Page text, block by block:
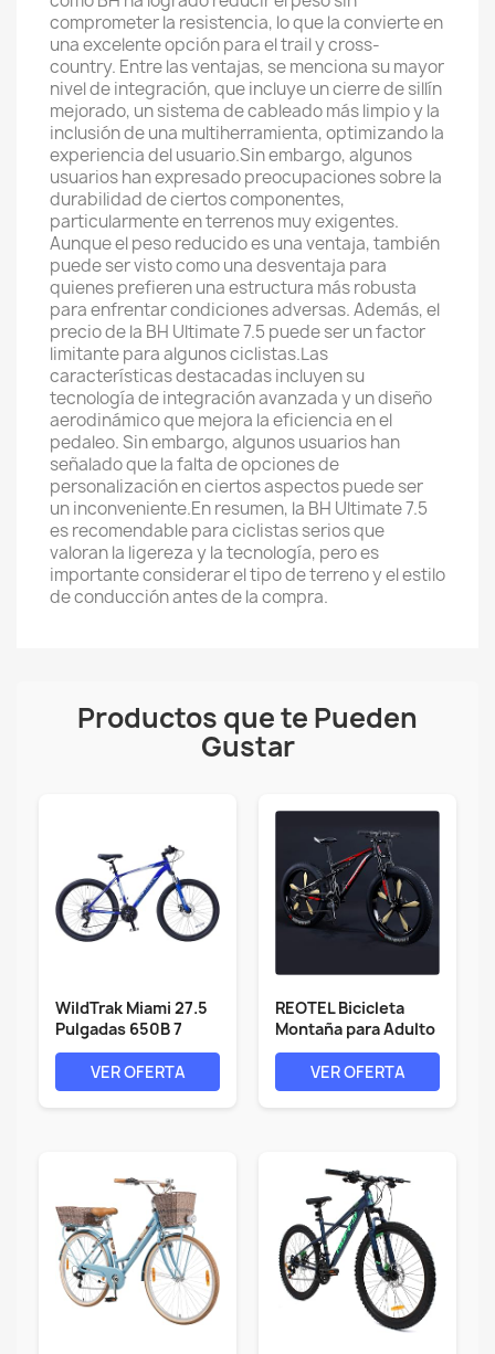
comprometer la resistencia, lo que la convierte en
una excelente opción para el trail y cross-
country. Entre las ventajas, se menciona su mayor
nivel de integración, que incluye un cierre de sillín
mejorado, un sistema de cableado más limpio y la
inclusión de una multiherramienta, optimizando la
experiencia del usuario.Sin embargo, algunos
usuarios han expresado preocupaciones sobre la
durabilidad de ciertos componentes,
particularmente en terrenos muy exigentes.
Aunque el peso reducido es una ventaja, también
puede ser visto como una desventaja para
quienes prefieren una estructura más robusta
para enfrentar condiciones adversas. Además, el
precio de la BH Ultimate 7.5 puede ser un factor
limitante para algunos ciclistas.Las
características destacadas incluyen su
tecnología de integración avanzada y un diseño
aerodinámico que mejora la eficiencia en el
pedaleo. Sin embargo, algunos usuarios han
señalado que la falta de opciones de
personalización en ciertos aspectos puede ser
un inconveniente.En resumen, la BH Ultimate 7.5
es recomendable para ciclistas serios que
valoran la ligereza y la tecnología, pero es
importante considerar el tipo de terreno y el estilo
de conducción antes de la compra.
Productos que te Pueden
Gustar
WildTrak Miami 27.5
Pulgadas 650B 7
velocidades...
VER OFERTA
REOTEL Bicicleta
Montaña para Adulto
Hombre...
VER OFERTA